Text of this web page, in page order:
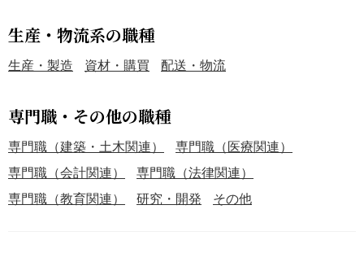
生産・物流系の職種
生産・製造 資材・購買 配送・物流
専門職・その他の職種
専門職（建築・土木関連）
専門職（医療関連）
専門職（会計関連）
専門職（法律関連）
専門職（教育関連）
研究・開発 その他